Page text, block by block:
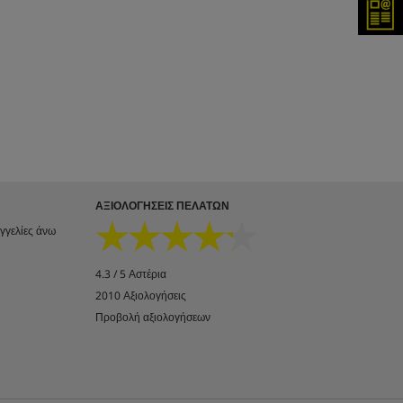
άνω
ΑΞΙΟΛΟΓΉΣΕΙΣ ΠΕΛΑΤΏΝ
★★★★★
★★★★★
4.3 / 5 Αστέρια
2010 Αξιολογήσεις
Προβολή αξιολογήσεων